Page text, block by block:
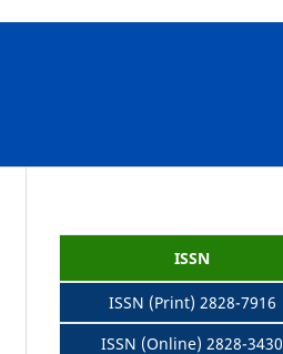
ISSN
ISSN (Print) 2828-7916
ISSN (Online) 2828-3430